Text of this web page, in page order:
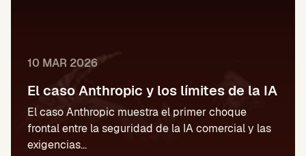
10 MAR 2026
El caso Anthropic y los límites de la IA
El caso Anthropic muestra el primer choque
frontal entre la seguridad de la IA comercial y las
exigencias...